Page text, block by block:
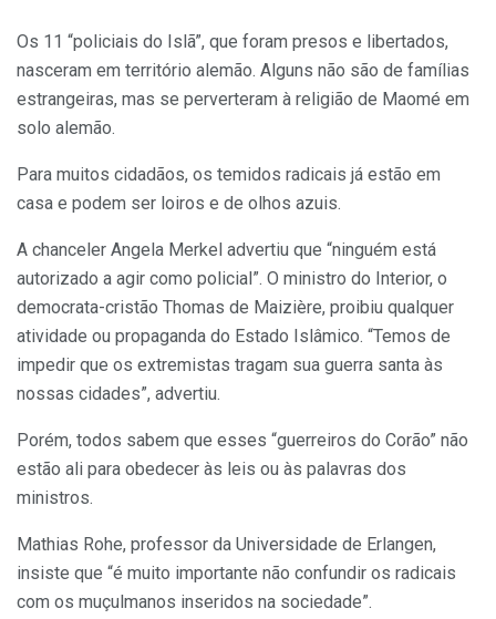
Os 11 “policiais do Islã”, que foram presos e libertados,
nasceram em território alemão. Alguns não são de famílias
estrangeiras, mas se perverteram à religião de Maomé em
solo alemão.
Para muitos cidadãos, os temidos radicais já estão em
casa e podem ser loiros e de olhos azuis.
A chanceler Angela Merkel advertiu que “ninguém está
autorizado a agir como policial”. O ministro do Interior, o
democrata-cristão Thomas de Maizière, proibiu qualquer
atividade ou propaganda do Estado Islâmico. “Temos de
impedir que os extremistas tragam sua guerra santa às
nossas cidades”, advertiu.
Porém, todos sabem que esses “guerreiros do Corão” não
estão ali para obedecer às leis ou às palavras dos
ministros.
Mathias Rohe, professor da Universidade de Erlangen,
insiste que “é muito importante não confundir os radicais
com os muçulmanos inseridos na sociedade”.